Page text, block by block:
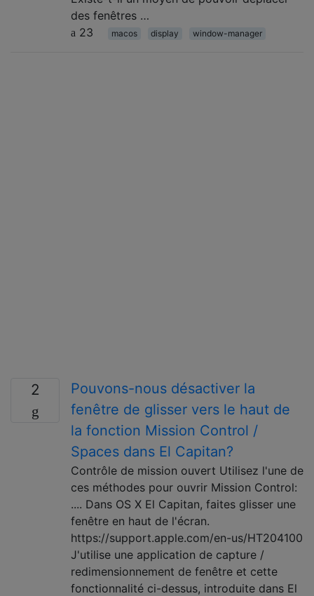
des fenêtres …
23
macos display window-manager
2
Pouvons-nous désactiver la
fenêtre de glisser vers le haut de
la fonction Mission Control /
Spaces dans El Capitan?
Contrôle de mission ouvert Utilisez l'une de
ces méthodes pour ouvrir Mission Control:
.... Dans OS X El Capitan, faites glisser une
fenêtre en haut de l'écran.
https://support.apple.com/en-us/HT204100
J'utilise une application de capture /
redimensionnement de fenêtre et cette
fonctionnalité ci-dessus, introduite dans El